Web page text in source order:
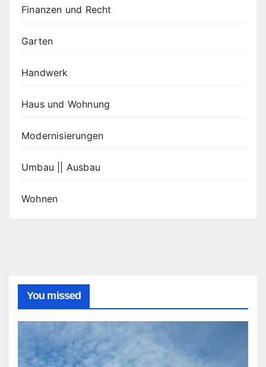
Finanzen und Recht
Garten
Handwerk
Haus und Wohnung
Modernisierungen
Umbau || Ausbau
Wohnen
You missed